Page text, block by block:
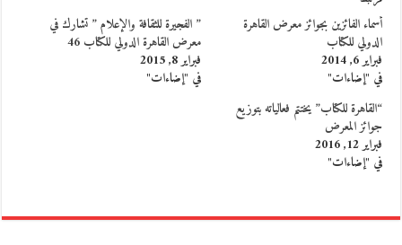
أسماء الفائزين بجوائز معرض القاهرة
الدولي للكتاب
فبراير 6, 2014
في "إضاءات"
” الفجيرة للثقافة والإعلام ” تشارك في
معرض القاهرة الدولي للكتاب 46
فبراير 8, 2015
في "إضاءات"
“القاهرة للكتاب” يختتم فعالياته بتوزيع
جوائز المعرض
فبراير 12, 2016
في "إضاءات"